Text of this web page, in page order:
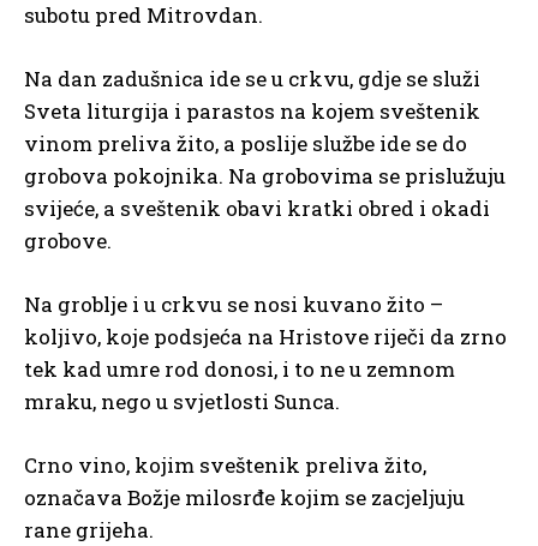
subotu pred Mitrovdan.
Na dan zadušnica ide se u crkvu, gdje se služi
Sveta liturgija i parastos na kojem sveštenik
vinom preliva žito, a poslije službe ide se do
grobova pokojnika. Na grobovima se prislužuju
svijeće, a sveštenik obavi kratki obred i okadi
grobove.
Na groblje i u crkvu se nosi kuvano žito –
koljivo, koje podsjeća na Hristove riječi da zrno
tek kad umre rod donosi, i to ne u zemnom
mraku, nego u svjetlosti Sunca.
Crno vino, kojim sveštenik preliva žito,
označava Božje milosrđe kojim se zacjeljuju
rane grijeha.